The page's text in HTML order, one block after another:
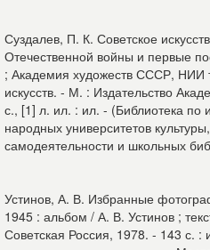
Суздалев, П. К. Советское
Отечественной войны и первые
; Академия художеств СССР, НИИ
искусств. - М. : Издательство
с., [1] л. ил. : ил. - (Библиотека по
народных университетов
самодеятельности и школьных
Устинов, А. В. Избранные
1945 : альбом / А. В. Устинов ;
Советская Россия, 1978. - 143 с. :